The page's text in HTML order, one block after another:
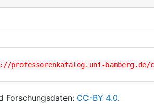
professorenkatalog.uni-bamberg.de/
Forschungsdaten: CC-BY 4.0.